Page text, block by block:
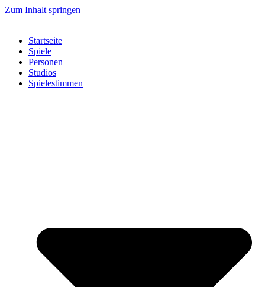
Zum Inhalt springen
Startseite
Spiele
Personen
Studios
Spielestimmen